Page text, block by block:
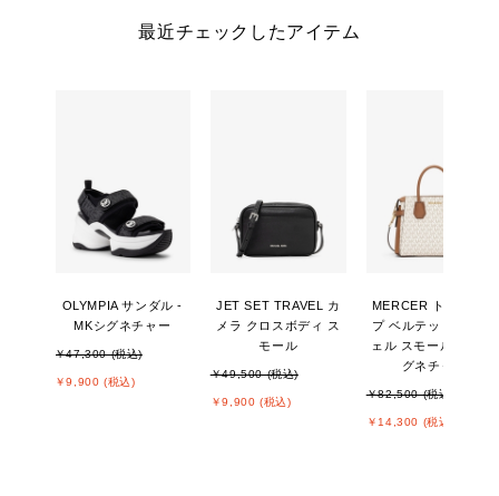
最近チェックしたアイテム
OLYMPIA サンダル -
MKシグネチャー
￥47,300 (税込)
￥9,900 (税込)
JET SET TRAVEL カ
メラ クロスボディ ス
モール
￥49,500 (税込)
￥9,900 (税込)
MERCER トップジッ
プ ベルテッド サッチ
ェル スモール - MKシ
グネチャー
￥82,500 (税込)
￥14,300 (税込)